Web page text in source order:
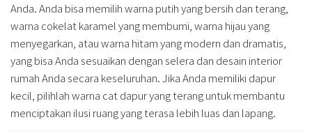
Anda. Anda bisa memilih warna putih yang bersih dan terang,
warna cokelat karamel yang membumi, warna hijau yang
menyegarkan, atau warna hitam yang modern dan dramatis,
yang bisa Anda sesuaikan dengan selera dan desain interior
rumah Anda secara keseluruhan. Jika Anda memiliki dapur
kecil, pilihlah warna cat dapur yang terang untuk membantu
menciptakan ilusi ruang yang terasa lebih luas dan lapang.